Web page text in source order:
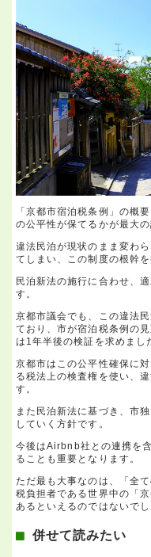
「京都市宿泊税条例」の概
の公平性が保てるかが最大の
違法民泊が現状のまま変わ
てしまい、この制度の根幹を
民泊新法の施行に合わせ、
す。
京都市議会でも、この違法
ており、市が宿泊税条例の
は1年半後の検証を求めまし
京都市はこの公平性確保に
る税法上の検査権を使い、
す。
また民泊新法に基づき、市
していく方針です。
今後はAirbnb社との連携を
ることも重要となります。
ただ最も大事なのは、「全
税負担者である世界中の「
あるといえるのではないでし
併せて読みたい